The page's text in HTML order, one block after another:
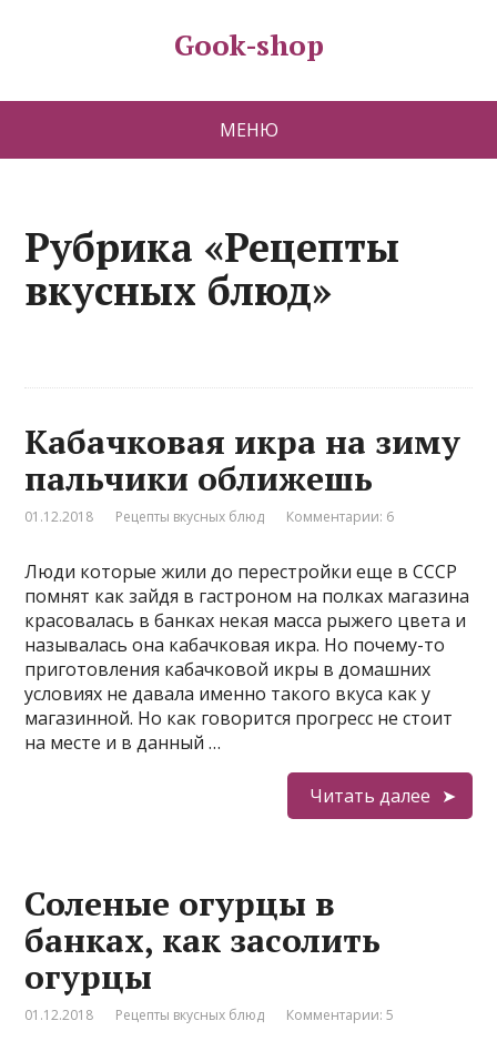
Gook-shop
МЕНЮ
Рубрика «Рецепты
вкусных блюд»
Кабачковая икра на зиму
пальчики оближешь
01.12.2018 Рецепты вкусных блюд Комментарии: 6
Люди которые жили до перестройки еще в СССР
помнят как зайдя в гастроном на полках магазина
красовалась в банках некая масса рыжего цвета и
называлась она кабачковая икра. Но почему-то
приготовления кабачковой икры в домашних
условиях не давала именно такого вкуса как у
магазинной. Но как говорится прогресс не стоит
на месте и в данный …
Читать далее
Соленые огурцы в
банках, как засолить
огурцы
01.12.2018 Рецепты вкусных блюд Комментарии: 5